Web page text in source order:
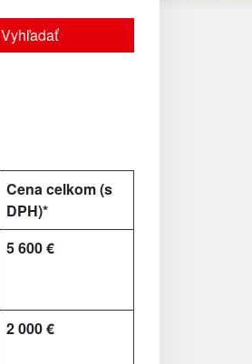
Vyhľadať
Cena celkom (s
DPH)*
5 600 €
2 000 €